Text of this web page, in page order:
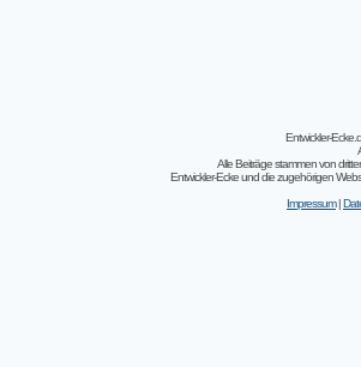
Entwickler-
Alle Beiträge stammen von
Entwickler-Ecke und die zugehörigen
Impressum|